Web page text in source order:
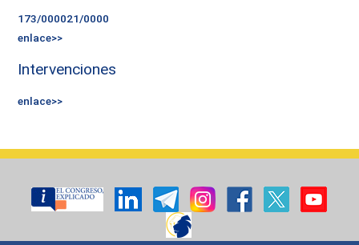
173/000021/0000
enlace>>
Intervenciones
enlace>>